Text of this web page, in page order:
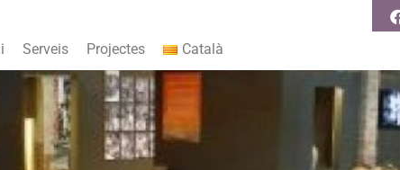
Serveis Projectes Català